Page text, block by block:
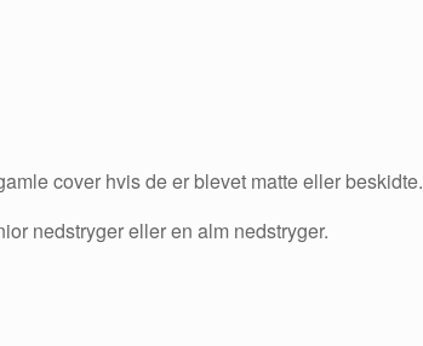
cover hvis de er blevet matte eller beskidte.
nedstryger eller en alm nedstryger.